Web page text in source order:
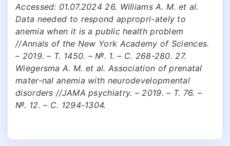
Accessed: 01.07.2024 26. Williams A. M. et al.
Data needed to respond appropri-ately to
anemia when it is a public health problem
//Annals of the New York Academy of Sciences.
– 2019. – Т. 1450. – №. 1. – С. 268-280. 27.
Wiegersma A. M. et al. Association of prenatal
mater-nal anemia with neurodevelopmental
disorders //JAMA psychiatry. – 2019. – Т. 76. –
№. 12. – С. 1294-1304.